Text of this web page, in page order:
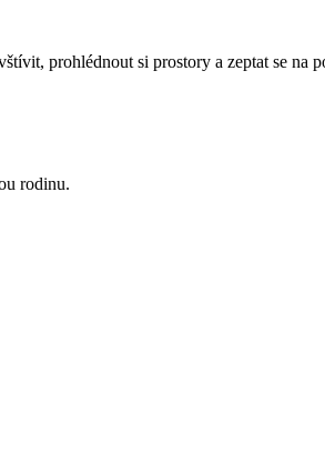
prohlédnout si prostory a zeptat se
rodinu.